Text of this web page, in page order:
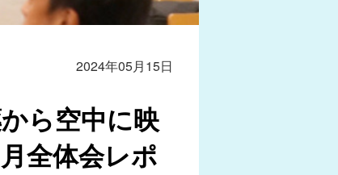
2024年05月15日
ら空中に映
全体会レポ